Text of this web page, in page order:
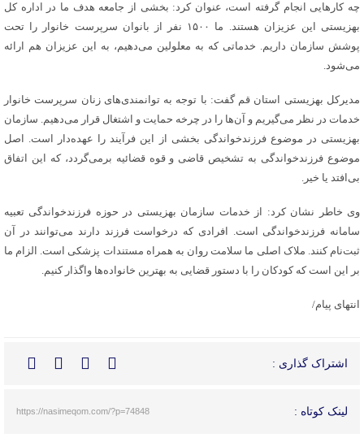
چه کارهایی انجام گرفته است، عنوان کرد: بخشی از جامعه هدف ما در اداره کل
بهزیستی این عزیزان هستند. ما ۱۵۰۰ نفر از بانوان سرپرست خانوار را تحت
پوشش سازمان داریم. خدماتی که به معلولین می‌دهیم، به این عزیزان هم ارائه
می‌شود.
مدیرکل بهزیستی استان قم گفت: با توجه به توانمندی‌های زنان سرپرست خانوار
خدمات در نظر می‌گیریم و آن‌ها را در چرخه حمایت و اشتغال قرار می‌دهیم. سازمان
بهزیستی در موضوع فرزندخواندگی بخشی از این فرآیند را عهده‌دار است‌. اصل
موضوع فرزندخواندگی به تشخیص قاضی و قوه قضائیه برمی‌گردد، که این اتفاق
بی‌افتد یا خیر.
وی خاطر نشان کرد: از خدمات سازمان بهزیستی در حوزه فرزندخواندگی تعبیه
سامانه فرزندخواندگی است. افرادی که درخواست فرزند دارند می‌توانند در آن
ثبت‌نام کنند. ملاک اصلی ما سلامت روان به همراه مستندات پزشکی است. الزام ما
بر این است که کودکان را با دستور قضایی به بهترین خانواده‌ها واگذار کنیم.
انتهای پیام/
اشتراک گذاری :
لینک کوتاه : https://nasimeqom.com/?p=74848